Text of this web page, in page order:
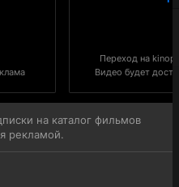
Переход на
Видео будет
на каталог фильмов
рекламой.